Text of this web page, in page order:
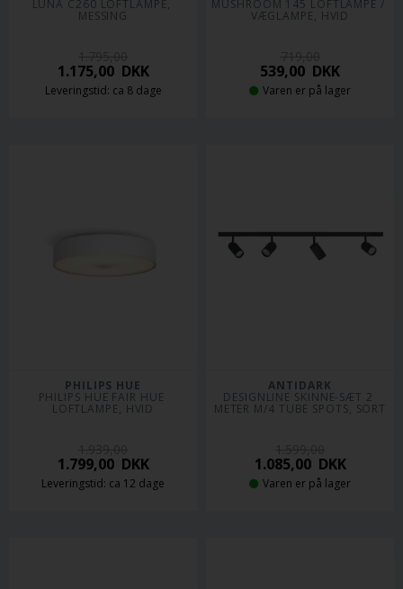
LUNA C260 LOFTLAMPE,
MESSING
1.175,00DKK
Leveringstid: ca 8 dage
MUSHROOM 145 LOFTLAMPE /
VÆGLAMPE, HVID
539,00 DKK
Varen er på lager
PHILIPS HUE
PHILIPS HUE FAIR HUE
LOFTLAMPE, HVID
1.799,00DKK
Leveringstid: ca 12 dage
ANTIDARK
DESIGNLINE SKINNE-SÆT 2
METER M/4 TUBE SPOTS, SORT
1.085,00DKK
Varen er på lager